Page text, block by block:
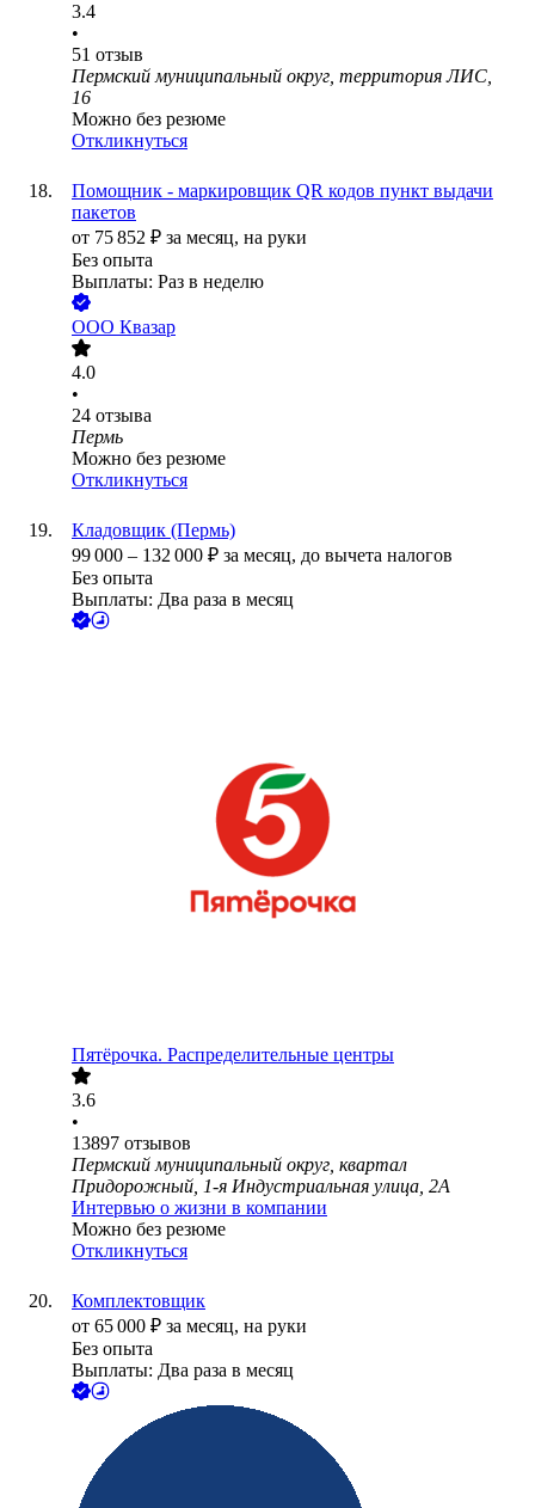
3.4
•
51 отзыв
Пермский муниципальный округ, территория ЛИС,
16
Можно без резюме
Откликнуться
Помощник - маркировщик QR кодов пункт выдачи
пакетов
от 75 852 ₽ за месяц, на руки
Без опыта
Выплаты: Раз в неделю
ООО Квазар
4.0
•
24 отзыва
Пермь
Можно без резюме
Откликнуться
Кладовщик (Пермь)
99 000 – 132 000 ₽ за месяц, до вычета налогов
Без опыта
Выплаты: Два раза в месяц
Пятёрочка. Распределительные центры
3.6
•
13897 отзывов
Пермский муниципальный округ, квартал
Придорожный, 1-я Индустриальная улица, 2А
Интервью о жизни в компании
Можно без резюме
Откликнуться
Комплектовщик
от 65 000 ₽ за месяц, на руки
Без опыта
Выплаты: Два раза в месяц